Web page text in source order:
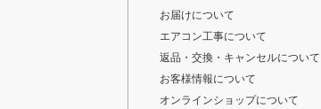
お届けについて
エアコン工事について
返品・交換・キャンセルについて
お客様情報について
オンラインショップについて